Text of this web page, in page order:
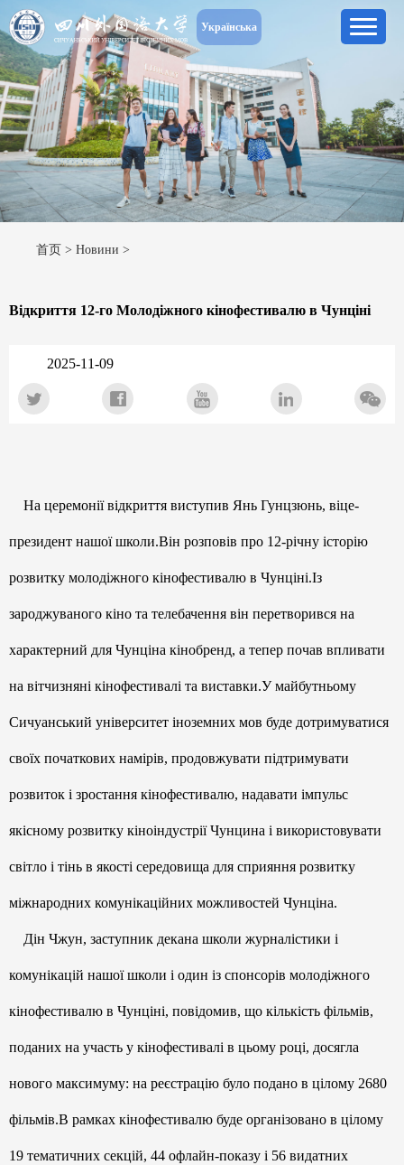
Українська
首页 > Новини >
Відкриття 12-го Молодіжного кінофестивалю в Чунціні
2025-11-09
На церемонії відкриття виступив Янь Гунцзюнь, віце-
президент нашої школи.Він розповів про 12-річну історію
розвитку молодіжного кінофестивалю в Чунціні.Із
зароджуваного кіно та телебачення він перетворився на
характерний для Чунціна кінобренд, а тепер почав впливати
на вітчизняні кінофестивалі та виставки.У майбутньому
Сичуанський університет іноземних мов буде дотримуватися
своїх початкових намірів, продовжувати підтримувати
розвиток і зростання кінофестивалю, надавати імпульс
якісному розвитку кіноіндустрії Чунцина і використовувати
світло і тінь в якості середовища для сприяння розвитку
міжнародних комунікаційних можливостей Чунціна.
Дін Чжун, заступник декана школи журналістики і
комунікацій нашої школи і один із спонсорів молодіжного
кінофестивалю в Чунціні, повідомив, що кількість фільмів,
поданих на участь у кінофестивалі в цьому році, досягла
нового максимуму: на реєстрацію було подано в цілому 2680
фільмів.В рамках кінофестивалю буде організовано в цілому
19 тематичних секцій, 44 офлайн-показу і 56 видатних